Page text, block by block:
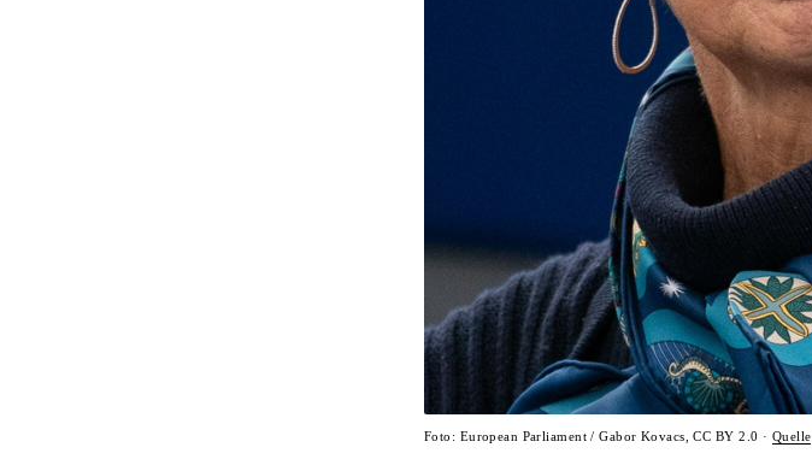
Foto: European Parliament / Gabor Kovacs, CC BY 2.0 · Quelle